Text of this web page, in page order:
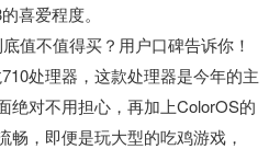
喜爱程度。
处理器，这款处理器是今年的主
绝对不用担心，再加上ColorOS的
，即便是玩大型的吃鸡游戏，